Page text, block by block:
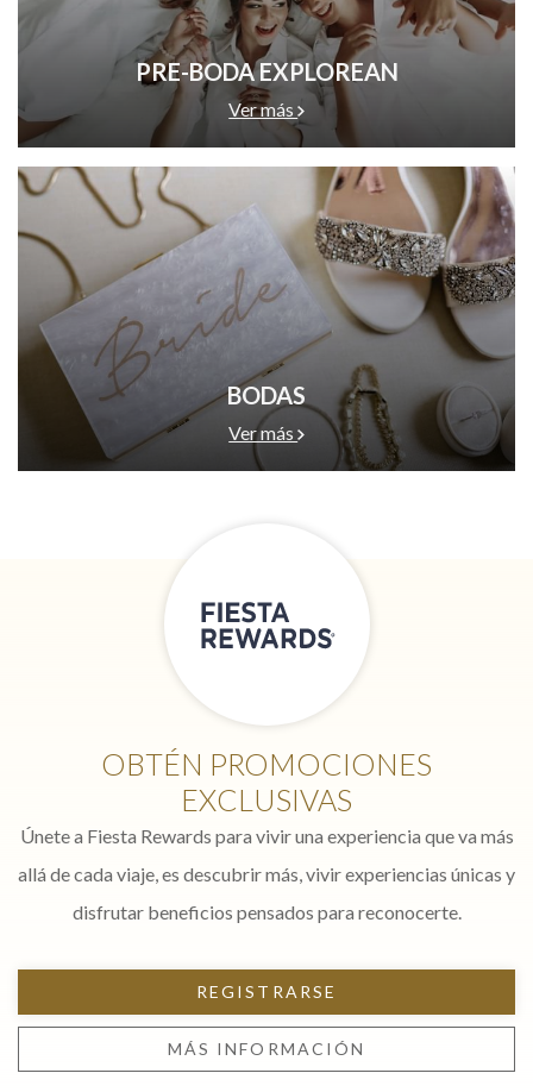
PRE-BODA EXPLOREAN
Ver más
BODAS
Ver más
OBTÉN PROMOCIONES
EXCLUSIVAS
Únete a Fiesta Rewards para vivir una experiencia que va más
allá de cada viaje, es descubrir más, vivir experiencias únicas y
disfrutar beneficios pensados para reconocerte.
REGISTRARSE
MÁS INFORMACIÓN